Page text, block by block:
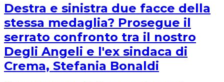
Destra e sinistra due facce della
stessa medaglia? Prosegue il
serrato confronto tra il nostro
Degli Angeli e l'ex sindaca di
Crema, Stefania Bonaldi